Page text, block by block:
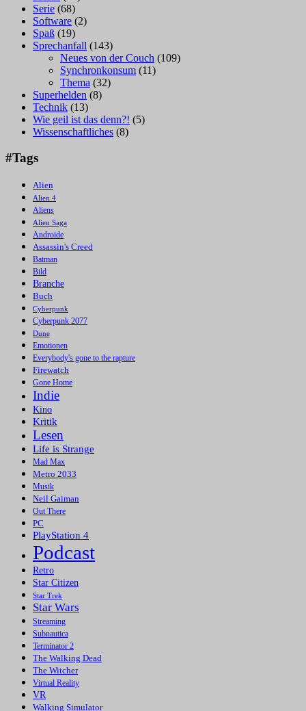
Serie (68)
Software (2)
Spaß (19)
Sprechanfall (143)
Neues von der Couch (109)
Synchronkonsum (11)
Thema (32)
Superhelden (8)
Technik (13)
Wie geil ist das denn?! (5)
Wissenschaftliches (8)
#Tags
Alien
Alien 4
Aliens
Alien Saga
Androide
Assassin's Creed
Batman
Bild
Branche
Buch
Cyberpunk
Cyberpunk 2077
Dune
Emotionen
Everybody's gone to the rapture
Firewatch
Gone Home
Indie
Kino
Kritik
Lesen
Life is Strange
Mad Max
Metro 2033
Musik
Neil Gaiman
Out There
PC
PlayStation 4
Podcast
Retro
Star Citizen
Star Trek
Star Wars
Streaming
Subnautica
Terminator 2
The Walking Dead
The Witcher
Virtual Reality
VR
Walking Simulator